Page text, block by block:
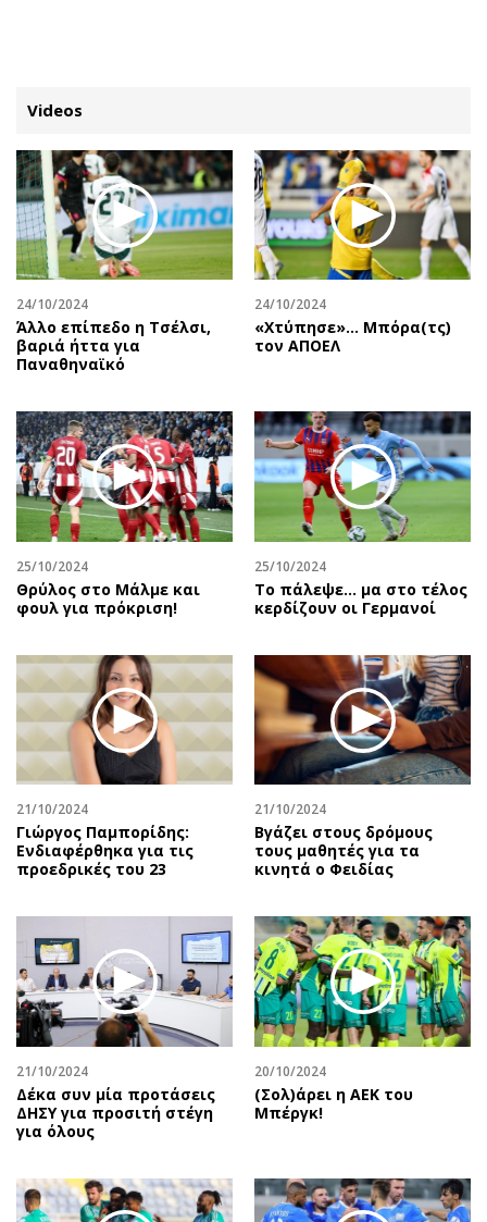
ΚΑΤΗΓΟΡΙΕΣ ΣΥΝΔΕΣΗ
Κύπρος
Παιδεία
Υγεία
Πολιτική
Βουλευτικές 2026
Προεδρικές 2023
Δημοσκοπήσεις
Διπλωματία
Αθλητισμός
Κύπρος
Ελλάδα
Διεθνή
Οικονομική
Οικονομία
Real Estate
Επιχειρήσεις
Αγορές
Money Review
AstroBank Properties
Ενέργεια
Ναυτιλία
Περιβάλλον
Ελλάδα
Κόσμος
Παράξενα
Πολιτισμός
Σινεμά
Μουσική
Απόψεις
Αρθρογραφία
The Hill
Υγεία
Αγγελίες
Πωλούνται
Ζητούν εργασία
Θέσεις εργασίας
Geek
Νέα
Κινητά-tablets
Social
Αφιερώματα
Πολιτική
Οικονομία
Γενικά
Αναδρομές
Πρόσωπα
Περιβάλλον
Γυναίκα
Showbiz
Ταξίδια
Συνταγές
Έξοδος
Media
Εκπομπές
Uncut
Videos
24/10/2024
Άλλο επίπεδο η Τσέλσι,
βαριά ήττα για
Παναθηναϊκό
24/10/2024
«Χτύπησε»… Μπόρα(τς)
τον ΑΠΟΕΛ
25/10/2024
Θρύλος στο Μάλμε και
φουλ για πρόκριση!
25/10/2024
Το πάλεψε... μα στο τέλος
κερδίζουν οι Γερμανοί
21/10/2024
Γιώργος Παμπορίδης:
Ενδιαφέρθηκα για τις
προεδρικές του 23
21/10/2024
Βγάζει στους δρόμους
τους μαθητές για τα
κινητά ο Φειδίας
21/10/2024
Δέκα συν μία προτάσεις
ΔΗΣΥ για προσιτή στέγη
για όλους
20/10/2024
(Σολ)άρει η ΑΕΚ του
Μπέργκ!